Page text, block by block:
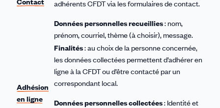
adhérents CFDT via les formulaires de contact.
Données personnelles recueillies: nom,
prénom, courriel, thème (à choisir), message.
Adhésion
en ligne
Finalités: au choix de la personne concernée,
les données collectées permettent d’adhérer en
ligne à la CFDT ou d’être contacté par un
correspondant local.
Données personnelles collectées: Identité et